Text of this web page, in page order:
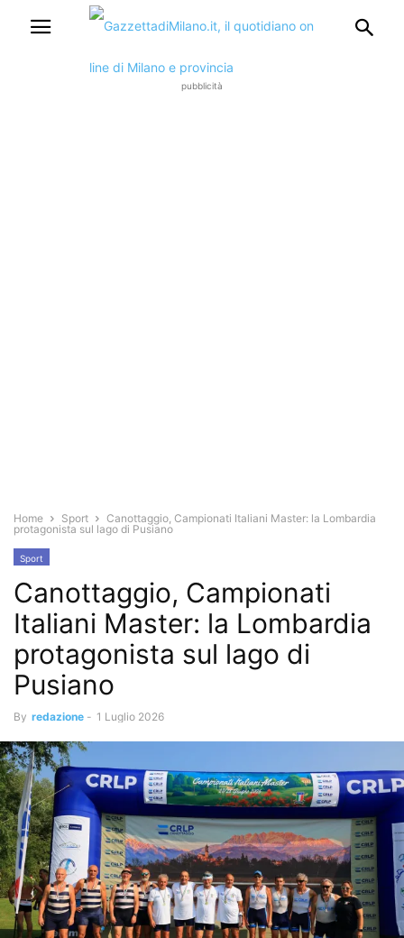
pubblicità
Home Sport
Canottaggio, Campionati Italiani Master: la Lombardia
protagonista sul lago di Pusiano
Sport
Canottaggio, Campionati
Italiani Master: la Lombardia
protagonista sul lago di
Pusiano
By redazione - 1 Luglio 2026